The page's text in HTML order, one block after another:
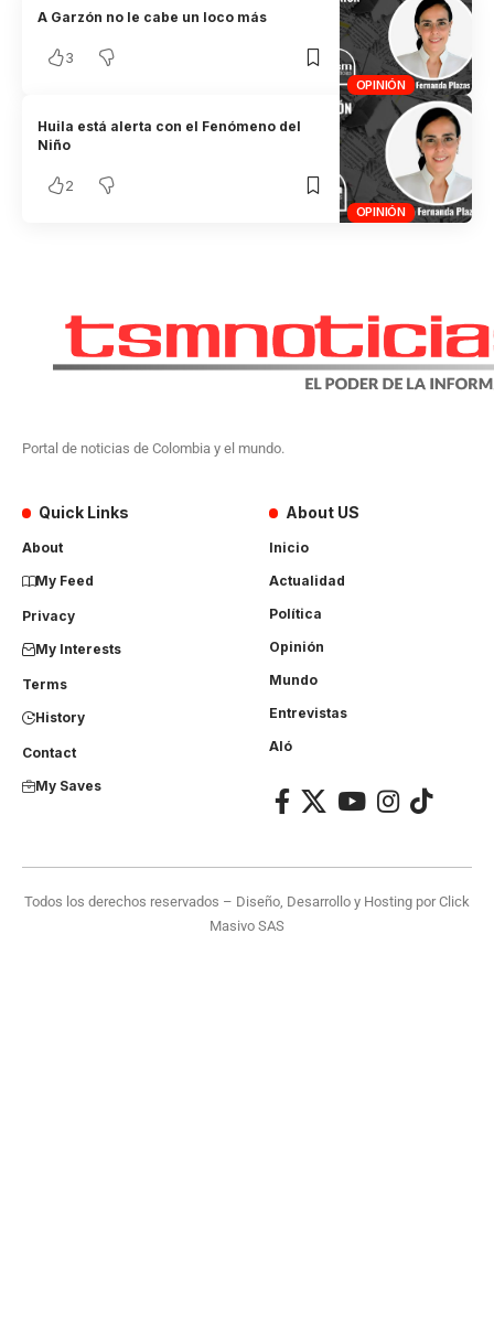
OPINIÓN
A Garzón no le cabe un loco más
3
OPINIÓN
Huila está alerta con el Fenómeno del
Niño
2
Portal de noticias de Colombia y el mundo.
Quick Links
About
My Feed
Privacy
My Interests
Terms
History
Contact
My Saves
About US
Inicio
Actualidad
Política
Opinión
Mundo
Entrevistas
Aló
Todos los derechos reservados – Diseño, Desarrollo y Hosting porClick
Masivo SAS